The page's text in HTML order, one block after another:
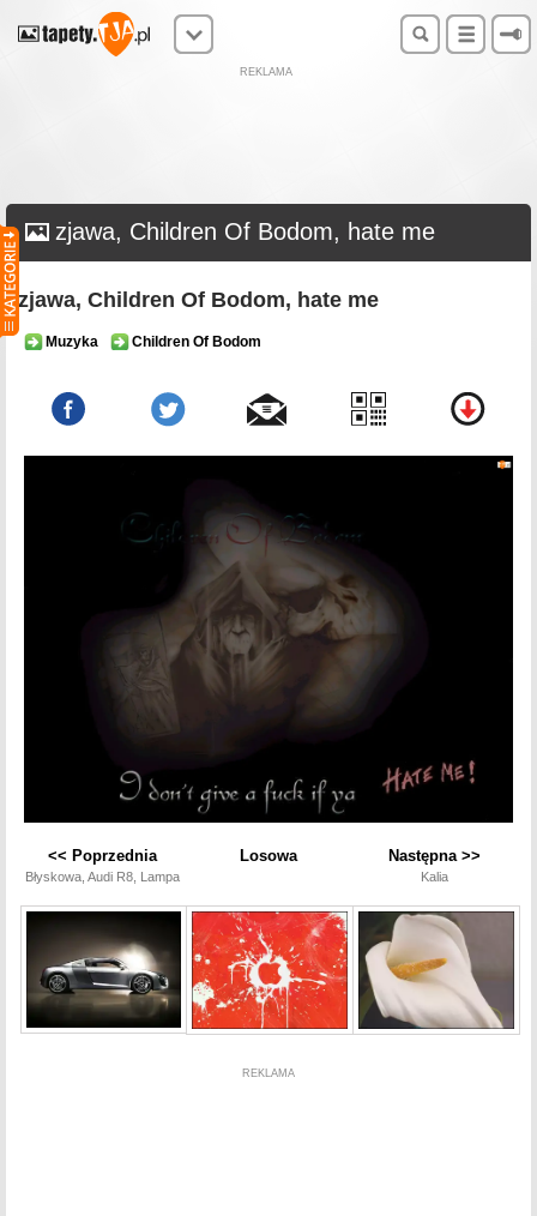
REKLAMA
zjawa, Children Of Bodom, hate me
zjawa, Children Of Bodom, hate me
Muzyka Children Of Bodom
<< Poprzednia
Błyskowa, Audi R8, Lampa
Losowa Następna >>
Kalia
REKLAMA